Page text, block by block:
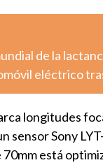
de la
eléctrico
longitudes
sensor Sony
está